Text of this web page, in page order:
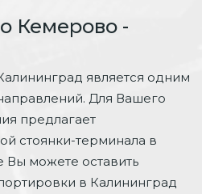
Кемерово -
является одним
Для Вашего
предлагает
стоянки-терминала в
Вы можете оставить
в Калининград